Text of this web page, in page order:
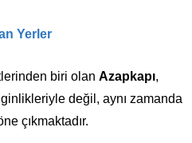
Yerler
biri olan Azapkapı,
değil, aynı zamanda
çıkmaktadır.